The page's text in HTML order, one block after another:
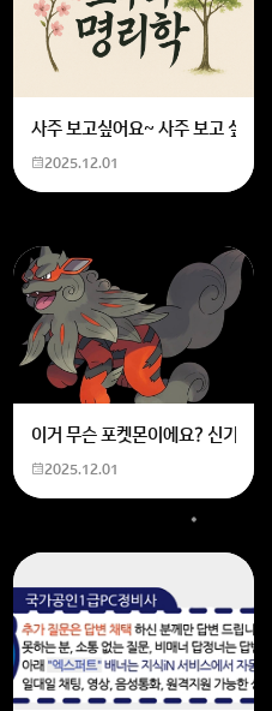
만
간 줄이고
은 대학 노려지세요
산할때0하나 빼고 나누기 2하면
사주 보고싶어요~ 사주 보고 싶
2025.12.01
법 저격 여자 기억하기로는 위의 내
이거 무슨 포켓몬이에요? 신기하
2025.12.01